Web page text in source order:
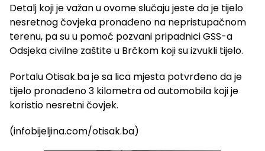
Detalj koji je važan u ovome slučaju jeste da je tijelo
nesretnog čovjeka pronađeno na nepristupačnom
terenu, pa su u pomoć pozvani pripadnici GSS-a
Odsjeka civilne zaštite u Brčkom koji su izvukli tijelo.
Portalu Otisak.ba je sa lica mjesta potvrđeno da je
tijelo pronađeno 3 kilometra od automobila koji je
koristio nesretni čovjek.
(infobijeljina.com/otisak.ba)